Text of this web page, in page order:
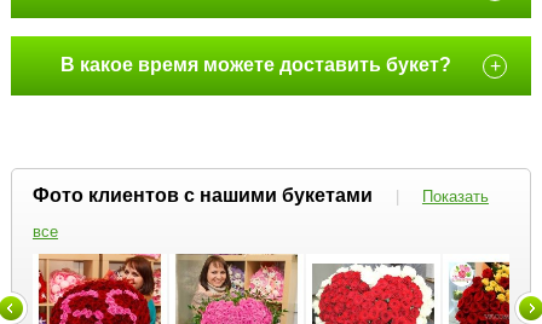
В какое время можете доставить букет? +
Фото клиентов с нашими букетами |
Показать
все